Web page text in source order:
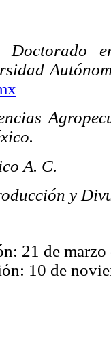
A. C.
y
21 de
10 de